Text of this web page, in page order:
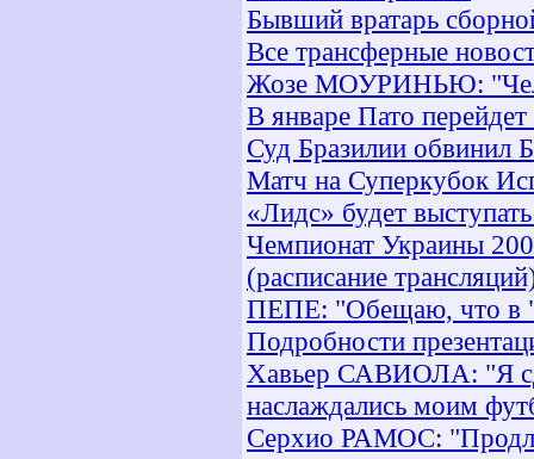
Бывший вратарь
Все трансферные
Жозе МОУРИНЬЮ:
В январе Пато
Суд Бразилии обвинил
Матч на Суперкубок
«Лидс» будет
Чемпионат Украины
(расписание
ПЕПЕ: "Обещаю, что в
Подробности
Хавьер САВИОЛА: "Я
наслаждались моим
Серхио РАМОС: